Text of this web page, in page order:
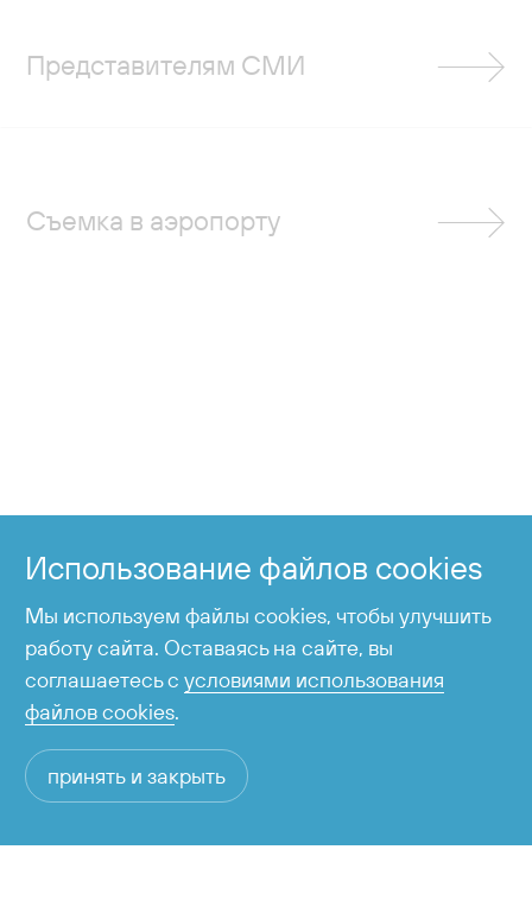
время работы с 6:00 до 23:00
Использование файлов cookies
Мы используем файлы cookies, чтобы улучшить
работу сайта. Оставаясь на сайте, вы
соглашаетесь сусловиями использования
файлов cookies.
принять и закрыть